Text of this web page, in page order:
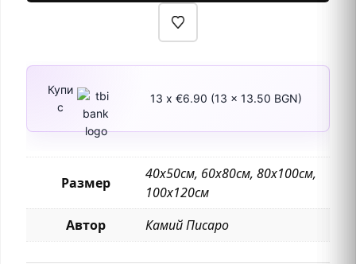
Купи
с
13 x €6.90 (13 x 13.50 BGN)
Размер
40х50см, 60х80см, 80х100см,
100х120см
Автор
Камий Писаро